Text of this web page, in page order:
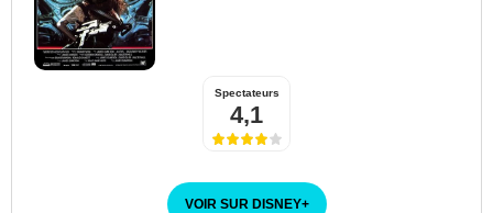
Spectateurs
4,1
VOIR SUR DISNEY+